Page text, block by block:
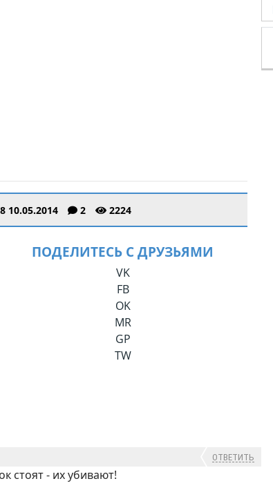
10.05.2014 2 2224
ПОДЕЛИТЕСЬ С ДРУЗЬЯМИ
VK
FB
OK
MR
GP
TW
ОТВЕТИТЬ
стоят - их убивают!